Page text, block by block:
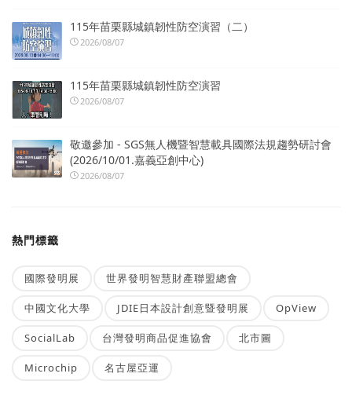
115年苗栗縣城鎮韌性防空演習（二）
2026/08/07
115年苗栗縣城鎮韌性防空演習
2026/08/07
敬邀參加 - SGS無人機暨智慧載具國際法規趨勢研討會
(2026/10/01.嘉義亞創中心)
2026/08/07
熱門標籤
國際發明展 世界發明智慧財產聯盟總會
中國文化大學 JDIE日本設計創意暨發明展 OpView
SocialLab 台灣發明商品促進協會 北市圖
Microchip 名古屋亞運